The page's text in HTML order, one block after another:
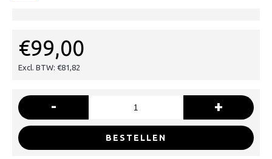
€99,00
Excl. BTW: €81,82
- +
BESTELLEN